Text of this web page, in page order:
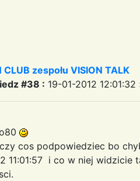
CLUB zespołu VISION TALK
#38 : 19-01-2012 12:01:32
cos podpowiedziec bo
11:01:57 i co w niej